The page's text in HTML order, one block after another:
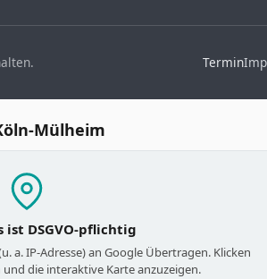
Termin
Mülheim
ist DSGVO-pflichtig
a. IP-Adresse) an Google Übertragen. Klicken
die interaktive Karte anzuzeigen.